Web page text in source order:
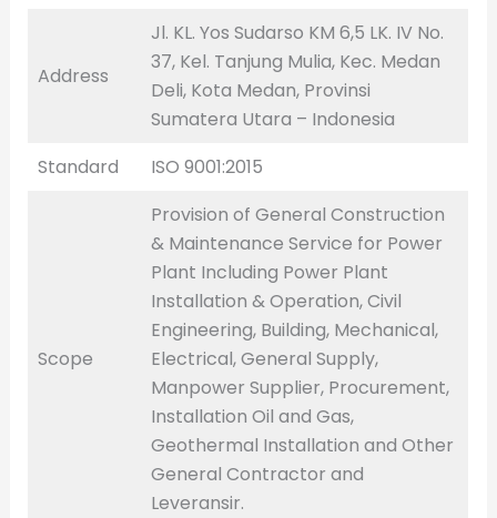
Address
Jl. KL. Yos Sudarso KM 6,5 LK. IV No.
37, Kel. Tanjung Mulia, Kec. Medan
Deli, Kota Medan, Provinsi
Sumatera Utara – Indonesia
Standard
ISO 9001:2015
Scope
Provision of General Construction
& Maintenance Service for Power
Plant Including Power Plant
Installation & Operation, Civil
Engineering, Building, Mechanical,
Electrical, General Supply,
Manpower Supplier, Procurement,
Installation Oil and Gas,
Geothermal Installation and Other
General Contractor and
Leveransir.